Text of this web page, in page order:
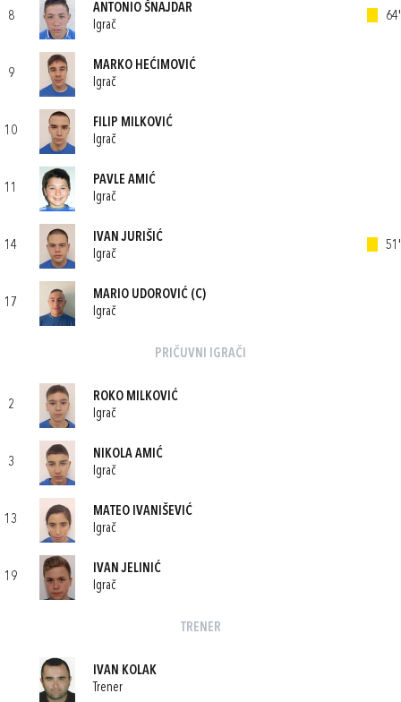
8
ANTONIO ŠNAJDAR
Igrač
64'
9
MARKO HEĆIMOVIĆ
Igrač
10
FILIP MILKOVIĆ
Igrač
11
PAVLE AMIĆ
Igrač
14
IVAN JURIŠIĆ
Igrač
51'
17
MARIO UDOROVIĆ (C)
Igrač
PRIČUVNI IGRAČI
2
ROKO MILKOVIĆ
Igrač
3
NIKOLA AMIĆ
Igrač
13
MATEO IVANIŠEVIĆ
Igrač
19
IVAN JELINIĆ
Igrač
TRENER
IVAN KOLAK
Trener